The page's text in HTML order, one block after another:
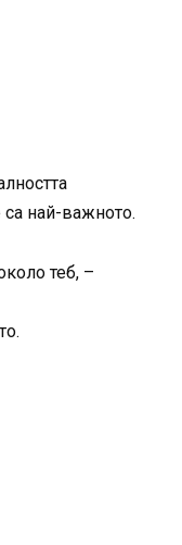
са най-важното.
теб, –